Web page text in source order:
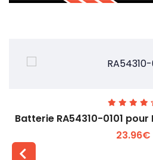
Batterie RA54310-0101 pour
23.96€